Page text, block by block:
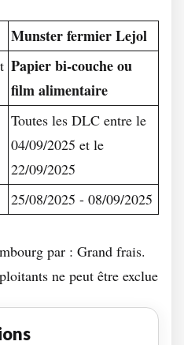
Munster fermier Lejol
Papier bi-couche ou
film alimentaire
Toutes les DLC entre le
04/09/2025 et le
22/09/2025
25/08/2025 - 08/09/2025
par : Grand frais.
ne peut être exclue